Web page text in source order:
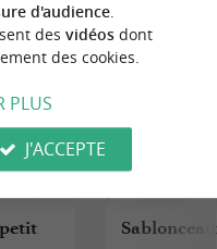
d'audience.
des vidéosdont
des cookies.
PLUS
J'ACCEPTE